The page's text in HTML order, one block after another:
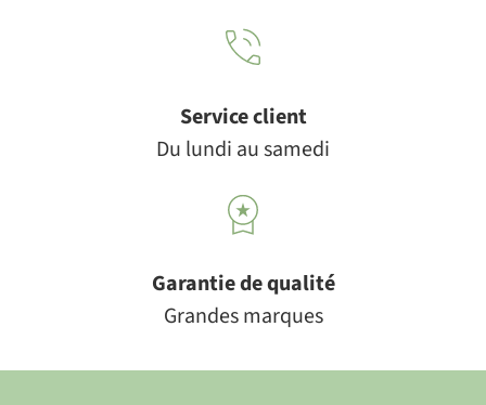
Service client
Du lundi au samedi
Garantie de qualité
Grandes marques